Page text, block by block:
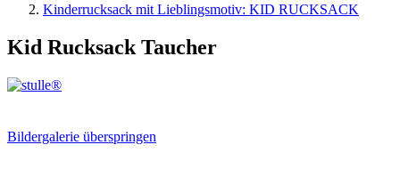
Kinderrucksack mit Lieblingsmotiv: KID RUCKSACK
Kid Rucksack Taucher
Bildergalerie überspringen